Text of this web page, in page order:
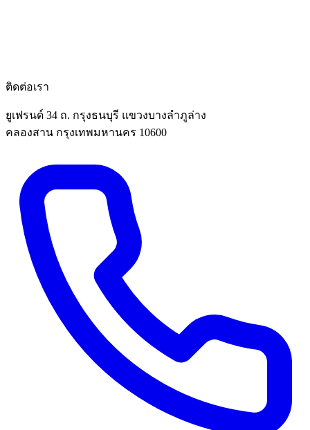
ติดต่อเรา
ยูเฟรนด์ 34 ถ. กรุงธนบุรี แขวงบางลำภูล่าง
คลองสาน กรุงเทพมหานคร 10600